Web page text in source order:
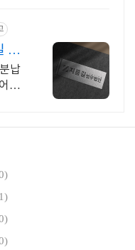
합
납
려